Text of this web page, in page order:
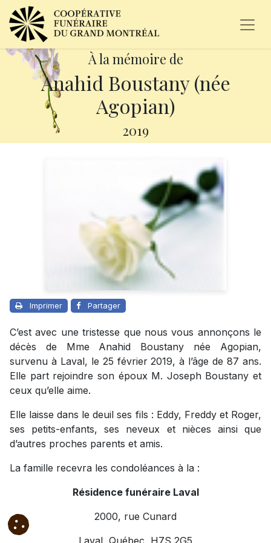
À la mémoire de
Anahid Boustany (née
Agopian)
2019
Imprimer Partager
C’est avec une tristesse que nous vous annonçons le
décès de Mme Anahid Boustany née Agopian,
survenu à Laval, le 25 février 2019, à l’âge de 87 ans.
Elle part rejoindre son époux M. Joseph Boustany et
ceux qu’elle aime.
Elle laisse dans le deuil ses fils : Eddy, Freddy et Roger,
ses petits-enfants, ses neveux et nièces ainsi que
d’autres proches parents et amis.
La famille recevra les condoléances à la :
Résidence funéraire Laval
2000, rue Cunard